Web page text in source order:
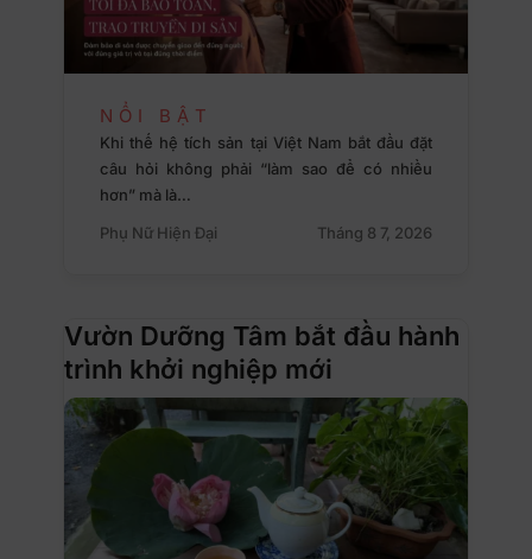
NỔI BẬT
Khi thế hệ tích sản tại Việt Nam bắt đầu đặt
câu hỏi không phải “làm sao để có nhiều
hơn” mà là…
Phụ Nữ Hiện Đại
Tháng 8 7, 2026
Vườn Dưỡng Tâm bắt đầu hành
trình khởi nghiệp mới